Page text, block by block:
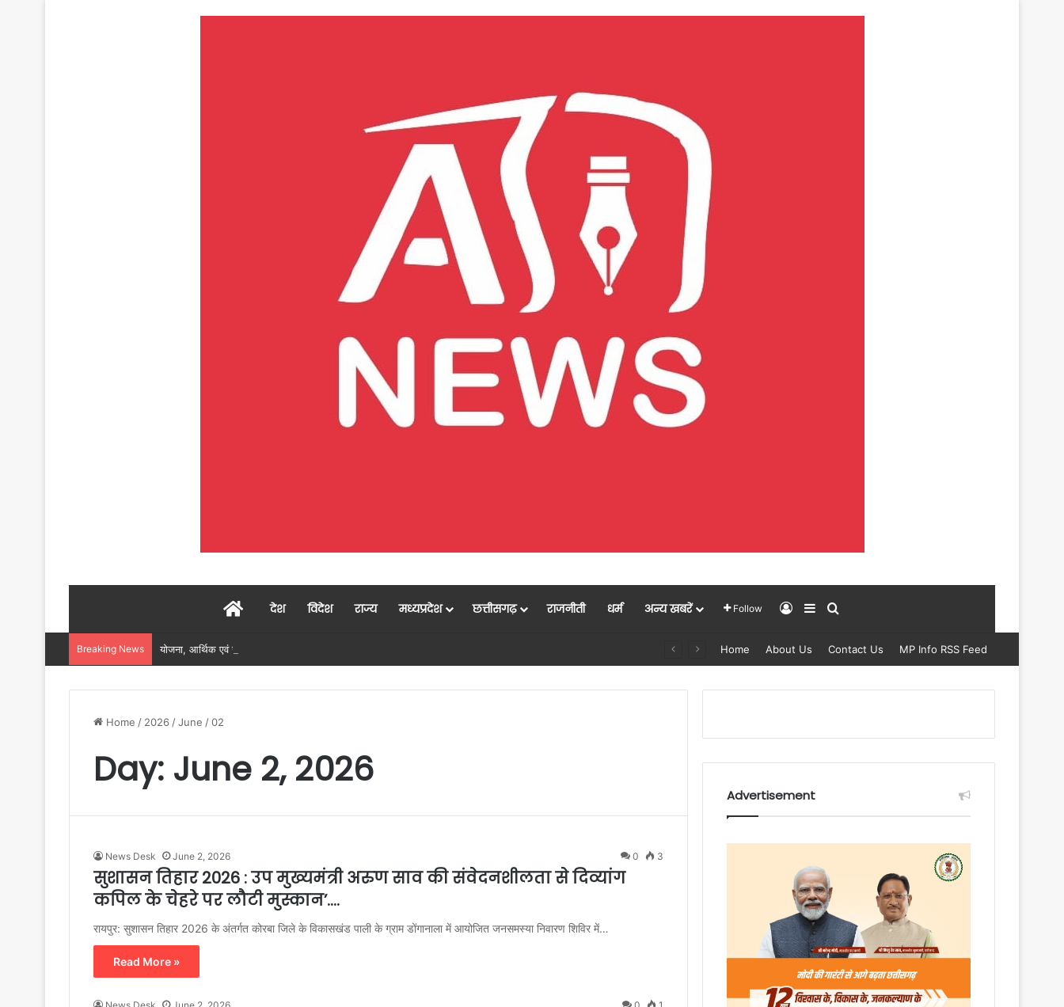
Homeदेश विदेश राज्य मध्यप्रदेश छत्तीसगढ़ राजनीती धर्म अन्य खबरें Follow Log InSidebar
Breaking News Home About Us Contact Us MP Info RSS Feed
Home / 2026 /June /02
Day: June 2, 2026
News Desk June 2, 2026 0 3
सुशासन तिहार 2026 : उप मुख्यमंत्री अरुण साव की संवेदनशीलता से दिव्यांग
कपिल के चेहरे पर लौटी मुस्कान’….
रायपुर: सुशासन तिहार 2026 के अंतर्गत कोरबा जिले के विकासखंड पाली के ग्राम डोंगानाला में आयोजित जनसमस्या निवारण शिविर में…
Read More »
Advertisement